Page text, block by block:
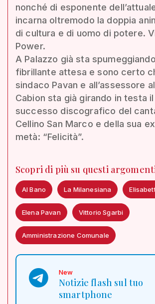
nonché di esponente
incarna oltremodo la doppia
di cultura e di uomo di potere.
Power.
A Palazzo già sta
fibrillante attesa e sono certo
sindaco Pavan e all’assessore
Cabion sta già girando in testa
successo discografico del
Cellino San Marco e della sua
metà: “Felicità”.
Scopri di più su questi
Al Bano La Milanesiana
Elena Pavan Vittorio Sgarbi
Amministrazione Comunale
New
Notizie flash sul tuo
smartphone